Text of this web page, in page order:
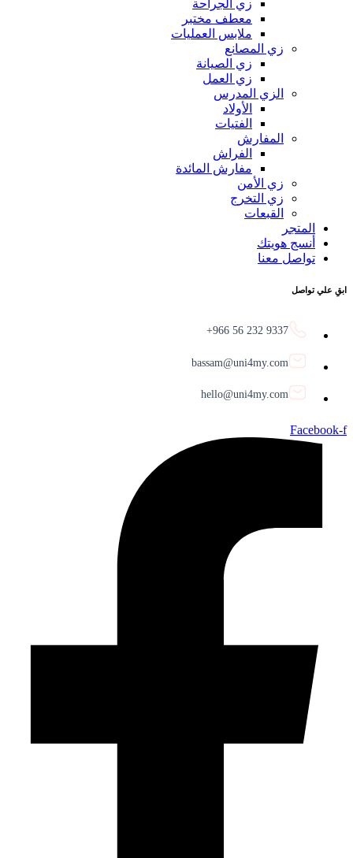
زي الجراحة
معطف مختبر
ملابس العمليات
زي المصانع
زي الصيانة
زي العمل
الزي المدرس
الأولاد
الفتيات
المفارش
الفراش
مفارش المائدة
زي الأمن
زي التخرج
القبعات
المتجر
أنسج هويتك
تواصل معنا
ابقِ علي تواصل
9337 232 56 966+
bassam@uni4my.com
hello@uni4my.com
Facebook-f